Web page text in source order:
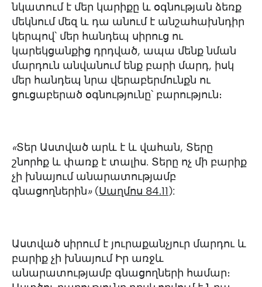
նկատում է մեր կարիքը և օգնության ձեռք
մեկնում մեզ և դա անում է անշահախնդիր
կերպով՝ մեր հանդեպ սիրուց ու
կարեկցանքից դրդված, ապա մենք նման
մարդուն անվանում ենք բարի մարդ, իսկ
մեր հանդեպ նրա վերաբերմունքն ու
ցուցաբերած օգնությունը՝ բարություն։
«Տեր Աստված արև է և վահան, Տերը
շնորհք և փառք է տալիս. Տերը ոչ մի բարիք
չի խնայում անարատությամբ
գնացողներին» (Սաղմոս 84.11):
Աստված սիրում է յուրաքանչյուր մարդու և
բարիք չի խնայում Իր առջև
անարատությամբ գնացողների համար։